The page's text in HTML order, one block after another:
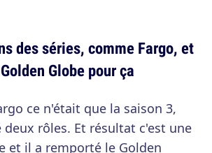
des séries, comme Fargo, et
Globe pour ça
ce n'était que la saison 3,
deux rôles. Et résultat c'est une
et il a remporté le Golden